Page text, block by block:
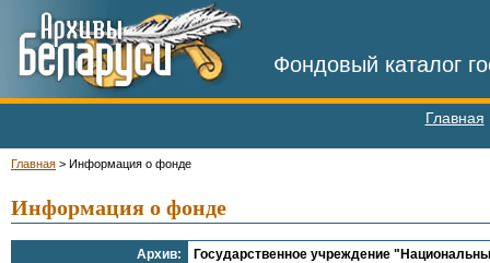
Фондовый каталог
Главная
Главная > Информация о фонде
Информация о фонде
Архив:
Государственное учреждение